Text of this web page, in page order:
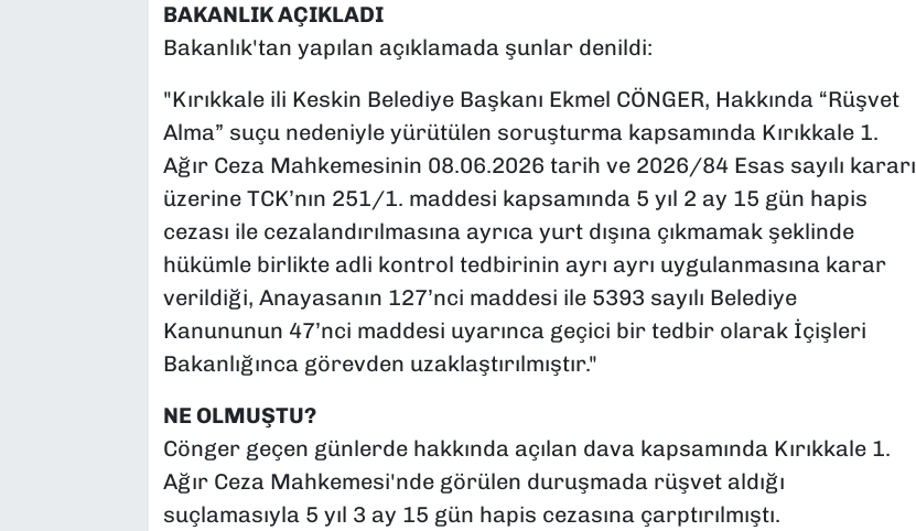
BAKANLIK AÇIKLADI
Bakanlık'tan yapılan açıklamada şunlar denildi:
"Kırıkkale ili Keskin Belediye Başkanı Ekmel CÖNGER, Hakkında “Rüşvet
Alma” suçu nedeniyle yürütülen soruşturma kapsamında Kırıkkale 1.
Ağır Ceza Mahkemesinin 08.06.2026 tarih ve 2026/84 Esas sayılı kararı
üzerine TCK’nın 251/1. maddesi kapsamında 5 yıl 2 ay 15 gün hapis
cezası ile cezalandırılmasına ayrıca yurt dışına çıkmamak şeklinde
hükümle birlikte adli kontrol tedbirinin ayrı ayrı uygulanmasına karar
verildiği, Anayasanın 127’nci maddesi ile 5393 sayılı Belediye
Kanununun 47’nci maddesi uyarınca geçici bir tedbir olarak İçişleri
Bakanlığınca görevden uzaklaştırılmıştır."
NE OLMUŞTU?
Cönger geçen günlerde hakkında açılan dava kapsamında Kırıkkale 1.
Ağır Ceza Mahkemesi'nde görülen duruşmada rüşvet aldığı
suçlamasıyla 5 yıl 3 ay 15 gün hapis cezasına çarptırılmıştı.